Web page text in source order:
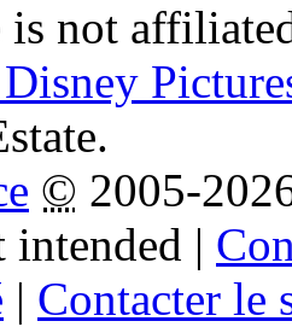
is not
© 2005-
|
| Contacter le